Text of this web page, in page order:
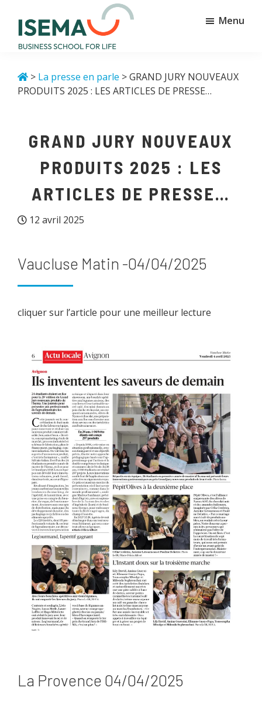
contenu
principal
pied
school
for
life
Menu
> La presse en parle > GRAND JURY NOUVEAUX
PRODUITS 2025 : LES ARTICLES DE PRESSE…
GRAND JURY NOUVEAUX
PRODUITS 2025 : LES
ARTICLES DE PRESSE…
12 avril 2025
Vaucluse Matin -04/04/2025
cliquer sur l’article pour une meilleur lecture
La Provence 04/04/2025